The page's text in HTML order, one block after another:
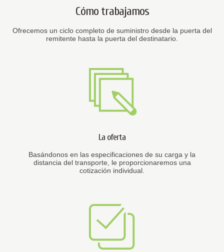
Cómo trabajamos
Ofrecemos un ciclo completo de suministro desde la puerta del
remitente hasta la puerta del destinatario.
La oferta
Basándonos en las especificaciones de su carga y la
distancia del transporte, le proporcionaremos una
cotización individual.